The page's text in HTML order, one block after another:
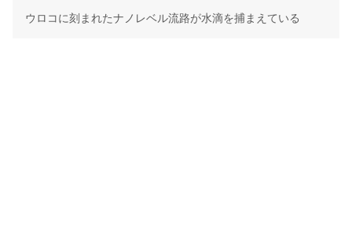
ウロコに刻まれたナノレベル流路が水滴を捕まえている